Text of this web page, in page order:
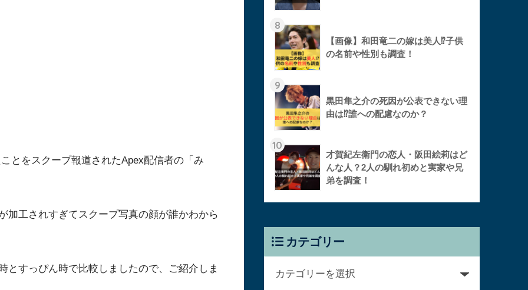
とをスクープ報道されたApex配信者の「み
加工されすぎてスクープ写真の顔が誰かわから
とすっぴん時で比較しましたので、ご紹介しま
8
【画像】和田竜二の嫁は美人⁉︎子供
の名前や性別も調査！
9
黒田隼之介の死因が公表できない理
由は⁉︎誰への配慮なのか？
10
才賀紀左衛門の恋人・阪田絵莉はど
んな人？2人の馴れ初めと実家や兄
弟を調査！
カテゴリー